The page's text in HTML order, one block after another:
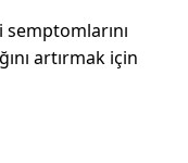
artırmak için